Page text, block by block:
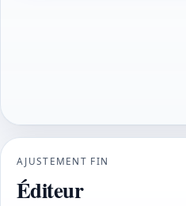
AJUSTEMENT FIN
Éditeur